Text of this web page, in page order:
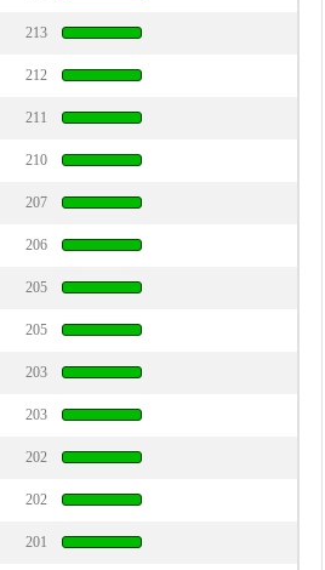
213
212
211
210
207
206
205
205
203
203
202
202
201